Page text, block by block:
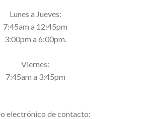
Lunes a Jueves:
7:45am a 12:45pm
3:00pm a 6:00pm.
Viernes:
7:45am a 3:45pm
electrónico de contacto: